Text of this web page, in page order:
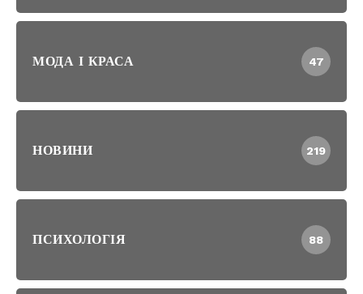
МОДА І КРАСА 47
НОВИНИ 219
ПСИХОЛОГІЯ 88